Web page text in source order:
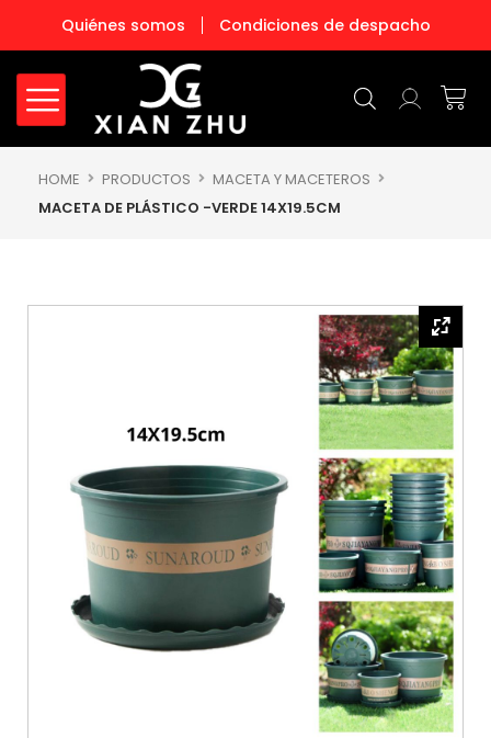
contenido
Quiénes somos Condiciones de despacho
HOME PRODUCTOS
MACETA Y MACETEROS
MACETA DE PLÁSTICO -VERDE 14X19.5CM